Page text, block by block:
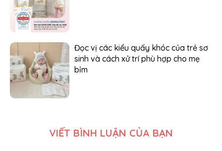
Đọc vị các kiểu quấy khóc của trẻ sơ
sinh và cách xử trí phù hợp cho mẹ
bỉm
VIẾT BÌNH LUẬN CỦA BẠN